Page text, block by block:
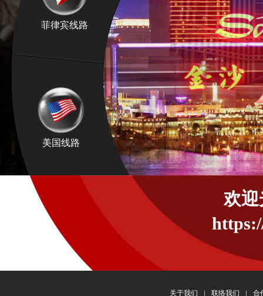
菲律宾线路
美国线路
欢
关于我们 联络我们
合